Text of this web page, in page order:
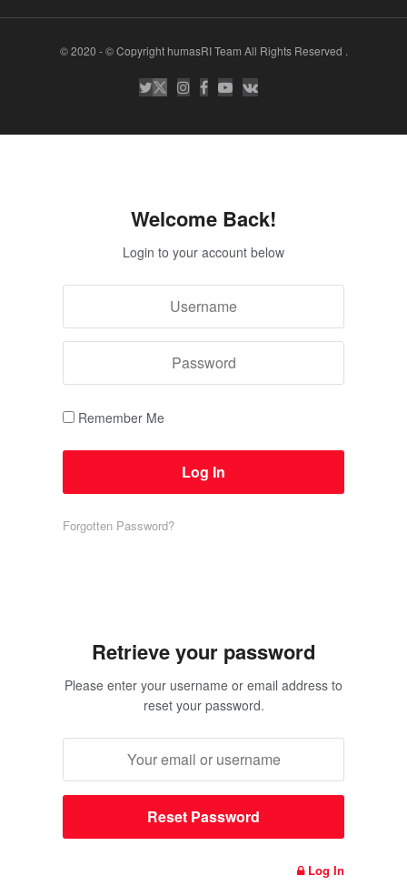
© 2020 - © Copyright humasRI Team All Rights Reserved .
Welcome Back!
Login to your account below
Remember Me
Forgotten Password?
Retrieve your password
Please enter your username or email address to
reset your password.
Log In